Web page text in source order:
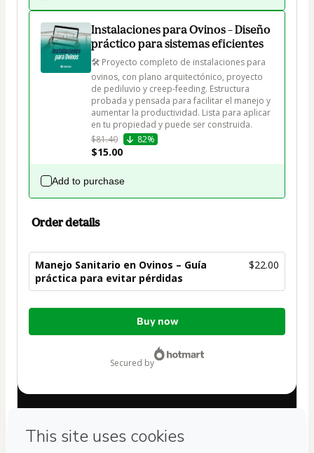
Instalaciones para Ovinos – Diseño
práctico para sistemas eficientes
🛠 Proyecto completo de instalaciones para
ovinos, con plano arquitectónico, proyecto
de pediluvio y creep-feeding. Estructura
probada y pensada para facilitar el manejo y
aumentar la productividad. Lista para aplicar
en tu propiedad y puede ser construida.
$81.40
82%
$15.00
Add to purchase
Order details
Manejo Sanitario en Ovinos – Guía
práctica para evitar pérdidas
$22.00
Total
Buy now
secured by
Can't complete this purchase? Please visit our Help Center